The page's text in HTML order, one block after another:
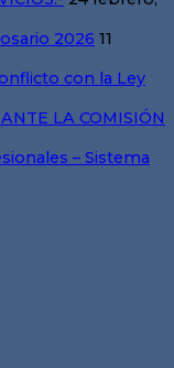
2026 11
con la Ley
LA COMISIÓN
– Sistema